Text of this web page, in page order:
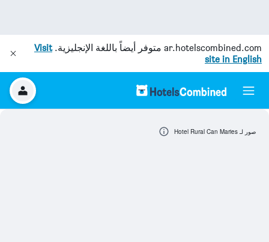
ar.hotelscombined.com متوفر أيضاً باللغة الإنجليزية.Visit
site in English
صور لـ Hotel Rural Can Maries